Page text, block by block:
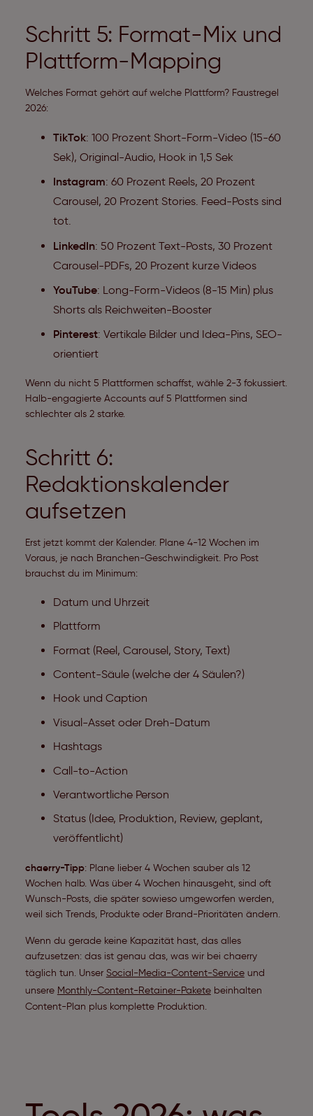
Schritt 5: Format-Mix und
Plattform-Mapping
Welches Format gehört auf welche Plattform? Faustregel
2026:
TikTok: 100 Prozent Short-Form-Video (15-60
Sek), Original-Audio, Hook in 1,5 Sek
Instagram: 60 Prozent Reels, 20 Prozent
Carousel, 20 Prozent Stories. Feed-Posts sind
tot.
LinkedIn: 50 Prozent Text-Posts, 30 Prozent
Carousel-PDFs, 20 Prozent kurze Videos
YouTube: Long-Form-Videos (8-15 Min) plus
Shorts als Reichweiten-Booster
Pinterest: Vertikale Bilder und Idea-Pins, SEO-
orientiert
Wenn du nicht 5 Plattformen schaffst, wähle 2-3 fokussiert.
Halb-engagierte Accounts auf 5 Plattformen sind
schlechter als 2 starke.
Schritt 6:
Redaktionskalender
aufsetzen
Erst jetzt kommt der Kalender. Plane 4-12 Wochen im
Voraus, je nach Branchen-Geschwindigkeit. Pro Post
brauchst du im Minimum:
Datum und Uhrzeit
Plattform
Format (Reel, Carousel, Story, Text)
Content-Säule (welche der 4 Säulen?)
Hook und Caption
Visual-Asset oder Dreh-Datum
Hashtags
Call-to-Action
Verantwortliche Person
Status (Idee, Produktion, Review, geplant,
veröffentlicht)
chaerry-Tipp: Plane lieber 4 Wochen sauber als 12
Wochen halb. Was über 4 Wochen hinausgeht, sind oft
Wunsch-Posts, die später sowieso umgeworfen werden,
weil sich Trends, Produkte oder Brand-Prioritäten ändern.
Wenn du gerade keine Kapazität hast, das alles
aufzusetzen: das ist genau das, was wir bei chaerry
täglich tun. Unser Social-Media-Content-Serviceund
unsere Monthly-Content-Retainer-Paketebeinhalten
Content-Plan plus komplette Produktion.